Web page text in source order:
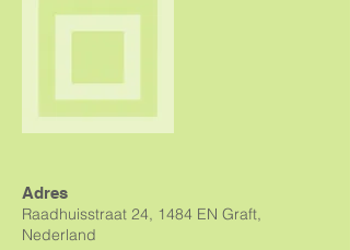
Adres
Raadhuisstraat 24, 1484 EN Graft,
Nederland